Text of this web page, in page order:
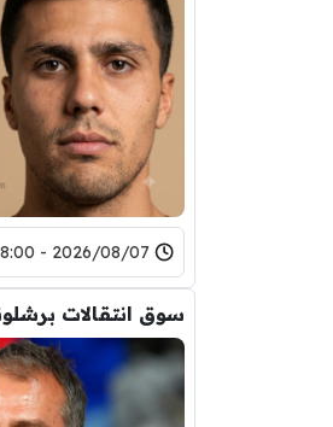
2026/08/07 - 18:00